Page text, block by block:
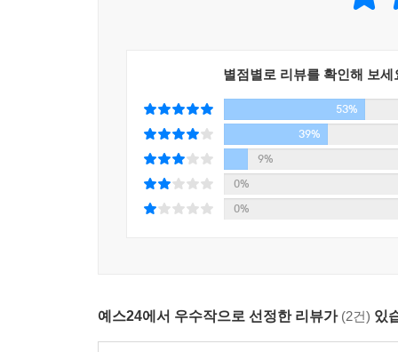
또한 이 책에는 개인적인 차원에서의 취업, 창
그의 주장을 들어보고, ‘비정규직의 유토피아’로
전 총리를 인터뷰해 현재 ‘한국 사회의 뜨거운 감
우리와는 전혀 다른 시스템으로 취업을 준비하는
고시원처럼 빽빽한 ‘비밀의 방’에서는, 매일 기
가능성을 모색할 수 있는 창구가 상시 열려 있는 것
탁월한 예측과 냉철한 분석으로 매년 한국 사회를
별점별로 리뷰를 확인해 보세
53%
39%
9%
0%
0%
예스24에서 우수작으로 선정한 리뷰가 (2건) 있